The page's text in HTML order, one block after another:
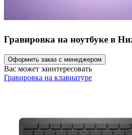
Гравировка на ноутбуке в
Оформить заказ с менеджером
Вас может заинтересовать
Гравировка на клавиатуре